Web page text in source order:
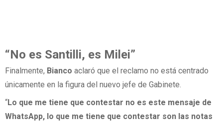
“No es Santilli, es Milei”
Finalmente, Bianco aclaró que el reclamo no está centrado
únicamente en la figura del nuevo jefe de Gabinete.
“Lo que me tiene que contestar no es este mensaje de
WhatsApp, lo que me tiene que contestar son las notas